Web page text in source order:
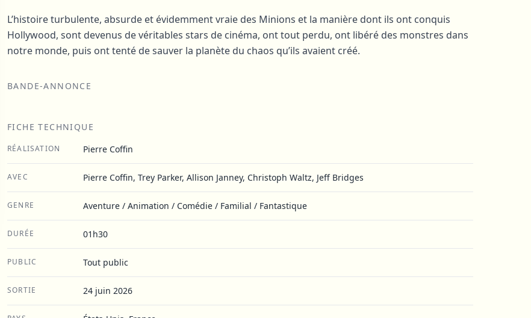
L’histoire turbulente, absurde et évidemment vraie des Minions et la manière dont ils ont conquis
Hollywood, sont devenus de véritables stars de cinéma, ont tout perdu, ont libéré des monstres dans
notre monde, puis ont tenté de sauver la planète du chaos qu’ils avaient créé.
BANDE-ANNONCE
FICHE TECHNIQUE
RÉALISATION Pierre Coffin
AVEC Pierre Coffin, Trey Parker, Allison Janney, Christoph Waltz, Jeff Bridges
GENRE Aventure / Animation / Comédie / Familial / Fantastique
DURÉE 01h30
PUBLIC Tout public
SORTIE 24 juin 2026